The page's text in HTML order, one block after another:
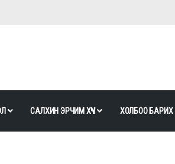
САЛХИН ЭРЧИМ ХҮЧ ХОЛБОО БАРИХ